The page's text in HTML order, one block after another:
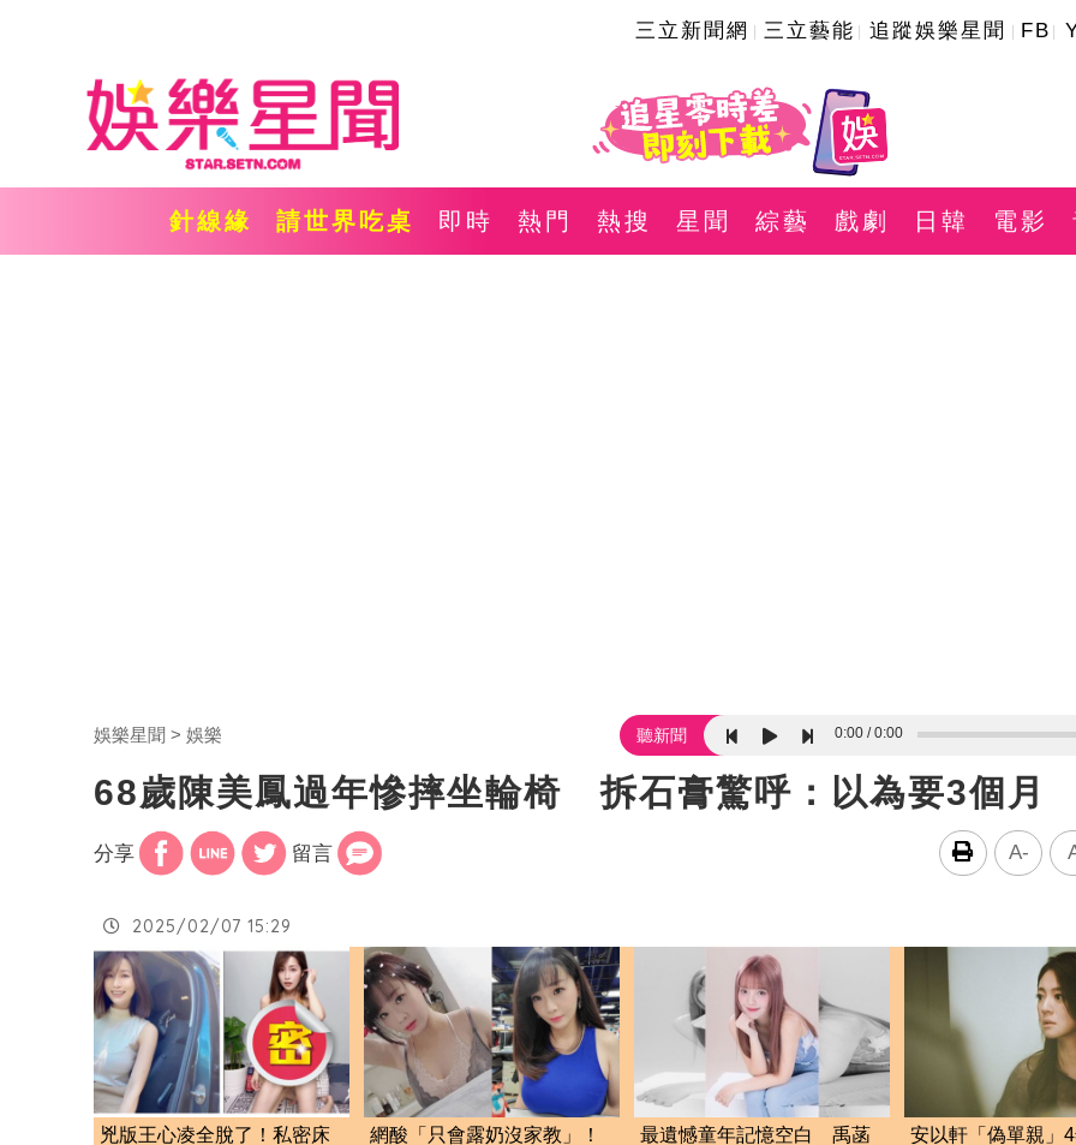
三立新聞網 三立藝能 追蹤娛樂星聞 FB
針線緣 請世界吃桌 即時 熱門 熱搜 星聞 綜藝 戲劇 日韓 電影
娛樂星聞 娛樂 聽新聞 0:00 0:00
68歲陳美鳳過年慘摔坐輪椅 拆石膏驚呼：以為要3個月
分享 留言 A-
2025/02/07 15:29
兇版王心凌全脫了！私密床
網酸「只會露奶沒家教」！
最遺憾童年記憶空白 禹菡
安以軒「偽單親」